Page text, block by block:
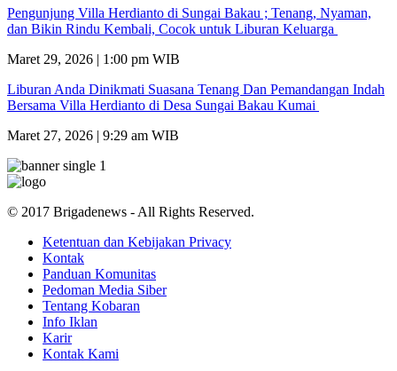
Pengunjung Villa Herdianto di Sungai Bakau ; Tenang, Nyaman,
dan Bikin Rindu Kembali, Cocok untuk Liburan Keluarga
Maret 29, 2026 | 1:00 pm WIB
Liburan Anda Dinikmati Suasana Tenang Dan Pemandangan Indah
Bersama Villa Herdianto di Desa Sungai Bakau Kumai
Maret 27, 2026 | 9:29 am WIB
© 2017 Brigadenews - All Rights Reserved.
Ketentuan dan Kebijakan Privacy
Kontak
Panduan Komunitas
Pedoman Media Siber
Tentang Kobaran
Info Iklan
Karir
Kontak Kami